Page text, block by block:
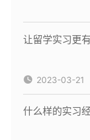
让留学实习更
2023-03-21
什么样的实习